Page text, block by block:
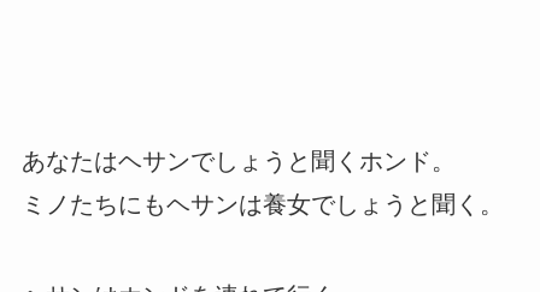
あなたはヘサンでしょうと聞くホンド。
ミノたちにもヘサンは養女でしょうと聞く。